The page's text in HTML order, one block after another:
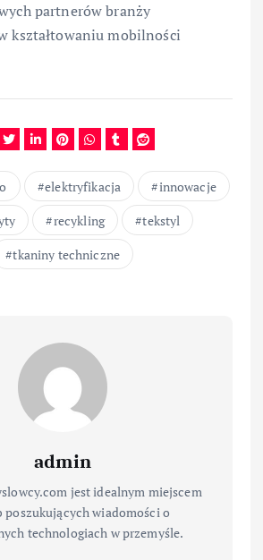
partnerów branży
kształtowaniu mobilności
elektryfikacja
innowacje
recykling
tekstyl
tkaniny techniczne
admin
jest idealnym miejscem
poszukujących wiadomości o
technologiach w przemyśle.